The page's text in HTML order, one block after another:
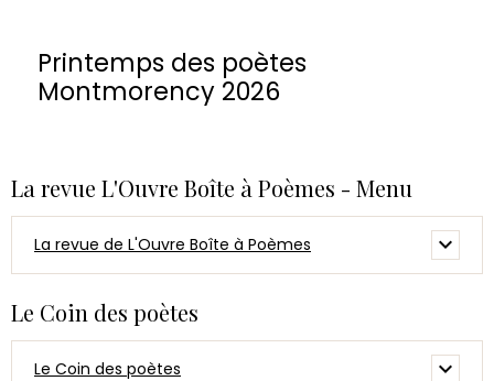
Printemps des poètes
Montmorency 2026
La revue L'Ouvre Boîte à Poèmes - Menu
La revue de L'Ouvre Boîte à Poèmes
Le Coin des poètes
Le Coin des poètes